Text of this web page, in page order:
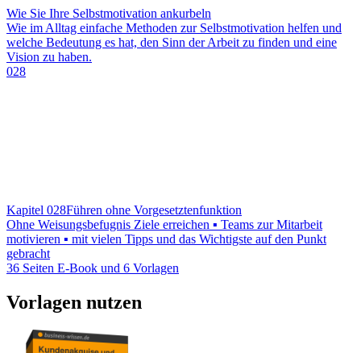
Wie Sie Ihre Selbstmotivation ankurbeln
Wie im Alltag einfache Methoden zur Selbstmotivation helfen und
welche Bedeutung es hat, den Sinn der Arbeit zu finden und eine
Vision zu haben.
028
Kapitel 028Führen ohne Vorgesetztenfunktion
Ohne Weisungsbefugnis Ziele erreichen ▪ Teams zur Mitarbeit
motivieren ▪ mit vielen Tipps und das Wichtigste auf den Punkt
gebracht
36 Seiten E-Book und 6 Vorlagen
Vorlagen nutzen